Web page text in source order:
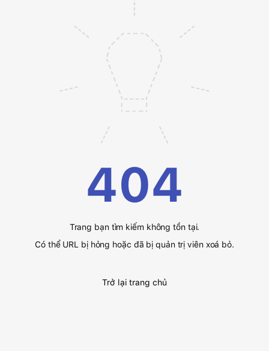
404
Trang bạn tìm kiếm không tồn tại.
Có thể URL bị hỏng hoặc đã bị quản trị viên xoá bỏ.
Trở lại trang chủ